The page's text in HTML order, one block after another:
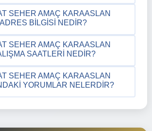
SEHER AMAÇ KARAASLAN
ADRES BILGISI NEDIR?
SEHER AMAÇ KARAASLAN
SAATLERI NEDIR?
SEHER AMAÇ KARAASLAN
YORUMLAR NELERDIR?